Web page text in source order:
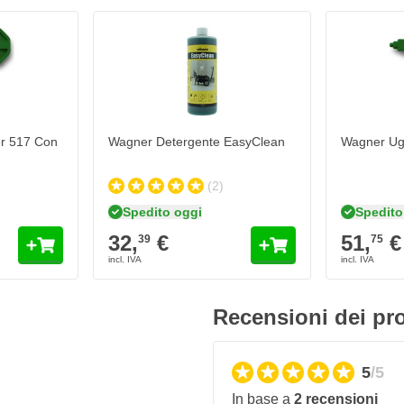
due ugelli di spruzzo. Gli ugelli
sono:
benzene.
517 Con
Wagner Detergente EasyClean
(2)
Spedito oggi
32,39 €
Wagner
51,75€
Recensioni dei
5/5
In base a 2 recensioni